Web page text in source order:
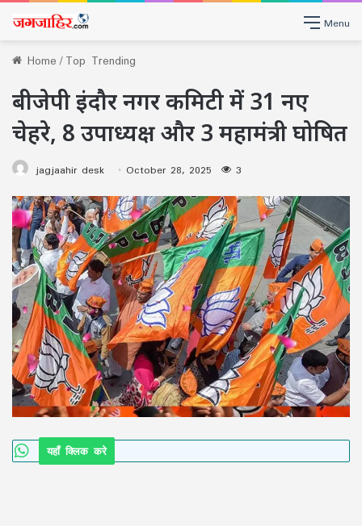
Menu
Home/Top Trending
बीजेपी इंदौर नगर कमिटी में 31 नए
चेहरे, 8 उपाध्यक्ष और 3 महामंत्री घोषित
jagjaahir desk October 28, 2025 3
यहाँ क्लिक करे